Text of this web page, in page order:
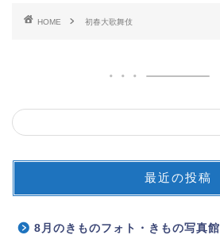
HOME 初春大歌舞伎
最近の投稿
8月のきものフォト・きもの写真館